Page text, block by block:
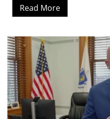
Read More